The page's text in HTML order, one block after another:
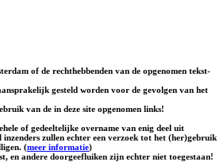
of de rechthebbenden van de opgenomen tekst-
gesteld worden voor de gevolgen van het
van de in deze site opgenomen links!
of gedeeltelijke overname van enig deel uit
zullen echter een verzoek tot het (her)gebruik
(meer informatie)
en andere doorgeefluiken zijn echter niet toegestaan!